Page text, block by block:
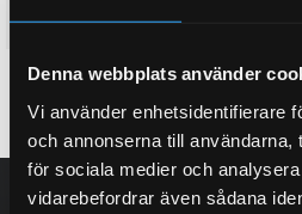
Denna webbplats använder
Vi använder enhetsidentifierare
och annonserna till användarna,
för sociala medier och
vidarebefordrar även sådana
53 995KR
KÖP